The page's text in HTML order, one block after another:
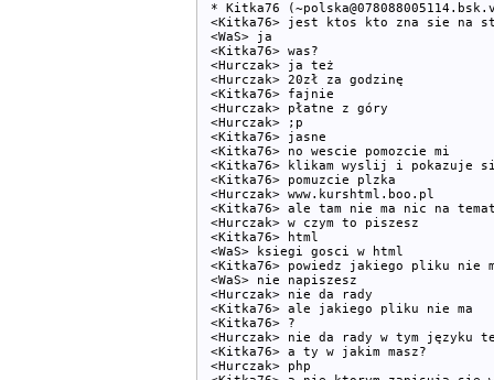
* Kitka76
<Kitka76> jest ktos kto zna sie na
<WaS> ja
<Kitka76> was?
<Hurczak> ja też
<Hurczak> 20zł za godzinę
<Kitka76> fajnie
<Hurczak> płatne z góry
<Hurczak> ;p
<Kitka76> jasne
<Kitka76> no wescie pomozcie mi
<Kitka76> klikam wyslij i pokazuje
<Kitka76> pomuzcie plzka
<Hurczak> www.kurshtml.boo.pl
<Kitka76> ale tam nie ma nic na
<Hurczak> w czym to piszesz
<Kitka76> html
<WaS> ksiegi gosci w html
<Kitka76> powiedz jakiego pliku nie
<WaS> nie napiszesz
<Hurczak> nie da rady
<Kitka76> ale jakiego pliku nie ma
<Kitka76> ?
<Hurczak> nie da rady w tym języku
<Kitka76> a ty w jakim masz?
<Hurczak> php